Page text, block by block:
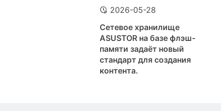
2026-05-28
Сетевое хранилище
ASUSTOR на базе флэш-
памяти задаёт новый
стандарт для создания
контента.